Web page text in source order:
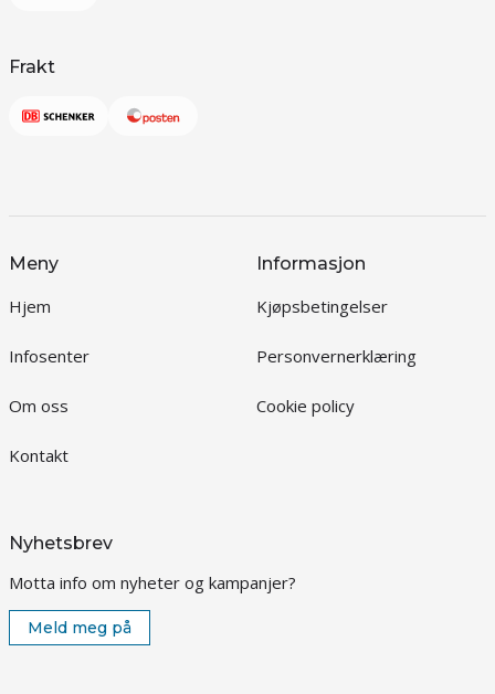
Frakt
Meny
Hjem
Infosenter
Om oss
Kontakt
Informasjon
Kjøpsbetingelser
Personvernerklæring
Cookie policy
Nyhetsbrev
Motta info om nyheter og kampanjer?
Meld meg på